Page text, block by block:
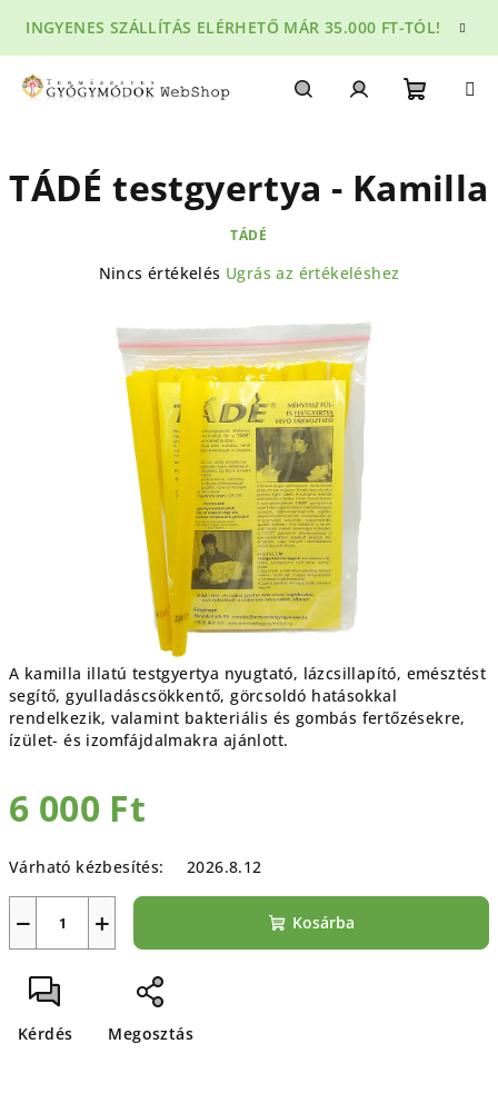
fő
tartalomhoz
INGYENES SZÁLLÍTÁS ELÉRHETŐ MÁR 35.000 FT-TÓL!
A kamilla illatú testgyertya nyugtató, lázcsillapító, emésztést
segítő, gyulladáscsökkentő, görcsoldó hatásokkal
rendelkezik, valamint bakteriális és gombás fertőzésekre,
ízület- és izomfájdalmakra ajánlott.
6 000 Ft
Várható kézbesítés:
2026.8.12
+
− Kosárba
Kérdés Megosztás
TÁDÉ testgyertya - Kamilla
TÁDÉ
A
értékelése
csillag.
Nincs értékelés Ugrás az értékeléshez